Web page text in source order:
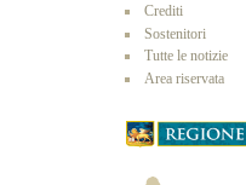
Crediti
Sostenitori
Tutte le notizie
Area riservata